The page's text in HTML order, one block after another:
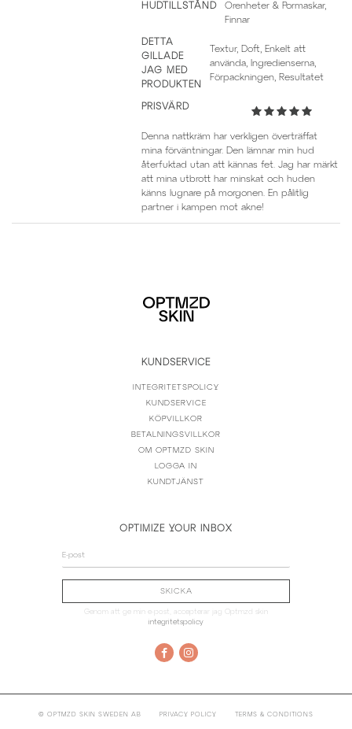
HUDTILLSTÅND
Orenheter & Pormaskar,
Finnar
DETTA
GILLADE
JAG MED
PRODUKTEN
Textur, Doft, Enkelt att
använda, Ingredienserna,
Förpackningen, Resultatet
PRISVÄRD
Denna nattkräm har verkligen överträffat
mina förväntningar. Den lämnar min hud
återfuktad utan att kännas fet. Jag har märkt
att mina utbrott har minskat och huden
känns lugnare på morgonen. En pålitlig
partner i kampen mot akne!
KUNDSERVICE
INTEGRITETSPOLICY
KUNDSERVICE
KÖPVILLKOR
BETALNINGSVILLKOR
OM OPTMZD SKIN
LOGGA IN
KUNDTJÄNST
OPTIMIZE YOUR INBOX
Genom att ge min e-post, accepterar jag Optmzd skin
integritetspolicy
© OPTMZD SKIN SWEDEN AB PRIVACY POLICY TERMS & CONDITIONS